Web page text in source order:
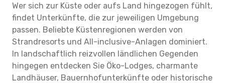
Wer sich zur Küste oder aufs Land hingezogen fühlt,
findet Unterkünfte, die zur jeweiligen Umgebung
passen. Beliebte Küstenregionen werden von
Strandresorts und All-inclusive-Anlagen dominiert.
In landschaftlich reizvollen ländlichen Gegenden
hingegen entdecken Sie Öko-Lodges, charmante
Landhäuser, Bauernhofunterkünfte oder historische